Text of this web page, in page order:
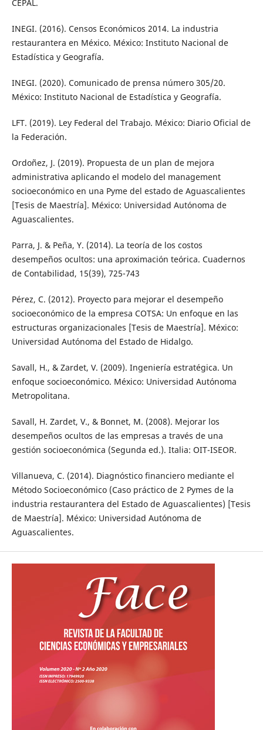
CEPAL.
INEGI. (2016). Censos Económicos 2014. La industria
restaurantera en México. México: Instituto Nacional de
Estadística y Geografía.
INEGI. (2020). Comunicado de prensa número 305/20.
México: Instituto Nacional de Estadística y Geografía.
LFT. (2019). Ley Federal del Trabajo. México: Diario Oficial de
la Federación.
Ordoñez, J. (2019). Propuesta de un plan de mejora
administrativa aplicando el modelo del management
socioeconómico en una Pyme del estado de Aguascalientes
[Tesis de Maestría]. México: Universidad Autónoma de
Aguascalientes.
Parra, J. & Peña, Y. (2014). La teoría de los costos
desempeños ocultos: una aproximación teórica. Cuadernos
de Contabilidad, 15(39), 725-743
Pérez, C. (2012). Proyecto para mejorar el desempeño
socioeconómico de la empresa COTSA: Un enfoque en las
estructuras organizacionales [Tesis de Maestría]. México:
Universidad Autónoma del Estado de Hidalgo.
Savall, H., & Zardet, V. (2009). Ingeniería estratégica. Un
enfoque socioeconómico. México: Universidad Autónoma
Metropolitana.
Savall, H. Zardet, V., & Bonnet, M. (2008). Mejorar los
desempeños ocultos de las empresas a través de una
gestión socioeconómica (Segunda ed.). Italia: OIT-ISEOR.
Villanueva, C. (2014). Diagnóstico financiero mediante el
Método Socioeconómico (Caso práctico de 2 Pymes de la
industria restaurantera del Estado de Aguascalientes) [Tesis
de Maestría]. México: Universidad Autónoma de
Aguascalientes.